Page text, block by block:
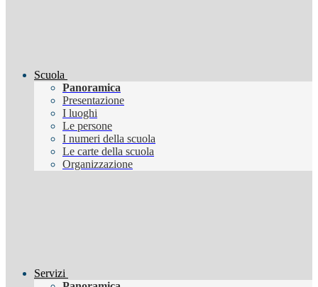
Scuola
Panoramica
Presentazione
I luoghi
Le persone
I numeri della scuola
Le carte della scuola
Organizzazione
Servizi